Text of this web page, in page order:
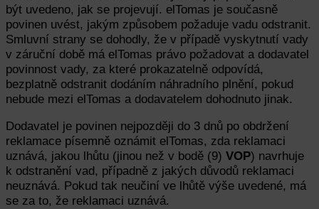
být uvedeno, jak se projevují. elTomas je současně
povinen uvést, jakým způsobem požaduje vadu odstranit.
Smluvní strany se dohodly, že v případě vyskytnutí vady
v záruční době má elTomas právo požadovat a dodavatel
povinnost vady, za které prokazatelně odpovídá,
bezplatně odstranit dodáním náhradního plnění, pokud
nebude mezi elTomas a dodavatelem dohodnuto jinak.
Dodavatel je povinen nejpozději do 3 dnů po obdržení
reklamace písemně oznámit elTomas, zda reklamaci
uznává, jakou lhůtu (jinou než v bodě (9) VOP) navrhuje
k odstranění vad, případně z jakých důvodů reklamaci
neuznává. Pokud tak neučiní ve lhůtě výše uvedené, má
se za to, že reklamaci uznává.